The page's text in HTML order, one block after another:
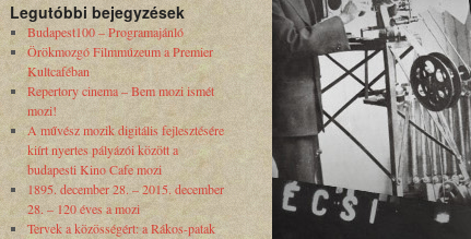
Legutóbbi bejegyzések
Budapest100 – Programajánló
Örökmozgó Filmmúzeum a Premier
Kultcaféban
Repertory cinema – Bem mozi ismét
mozi!
A művész mozik digitális fejlesztésére
kiírt nyertes pályázói között a
budapesti Kino Cafe mozi
1895. december 28. – 2015. december
28. – 120 éves a mozi
Tervek a közösségért: a Rákos-patak